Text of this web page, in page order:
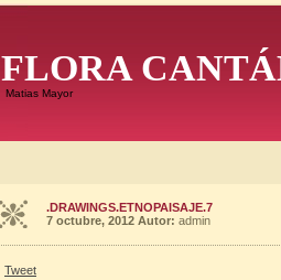
FLORA
Matias Mayor
.DRAWINGS.ETNOPAISAJE.7
7 octubre, 2012 Autor: admin
Tweet